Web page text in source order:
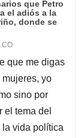
que me digas
yo
sino por
el tema del
vida política